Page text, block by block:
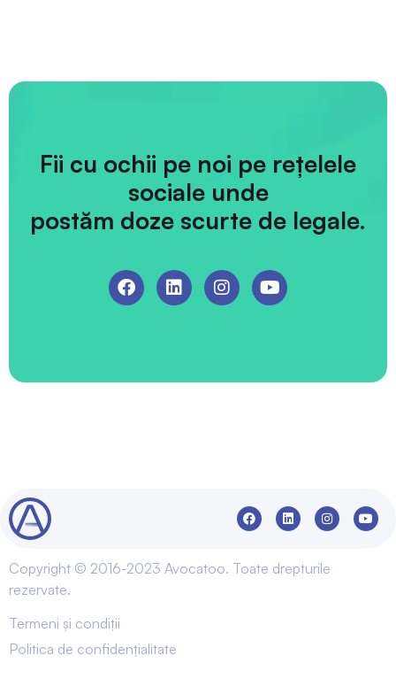
Fii cu ochii pe noi pe rețelele
sociale unde
postăm doze scurte de legale.
Copyright © 2016-2023 Avocatoo. Toate drepturile
rezervate.
Termeni și condiții
Politica de confidențialitate